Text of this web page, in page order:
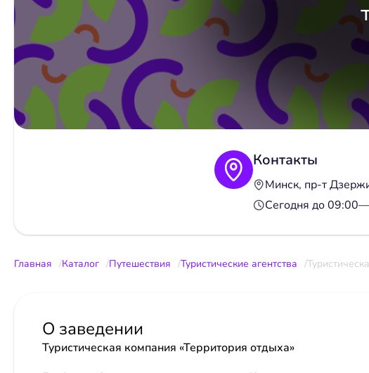
Контакты
Минск, пр-т
Сегодня до
Главная Каталог Путешествия Туристические агентства
О заведении
Туристическая компания «Территория отдыха»